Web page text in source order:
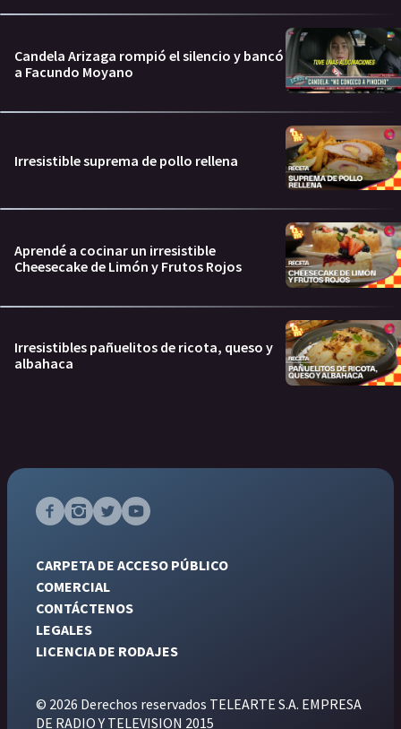
Candela Arizaga rompió el silencio y bancó
a Facundo Moyano
Irresistible suprema de pollo rellena
Aprendé a cocinar un irresistible
Cheesecake de Limón y Frutos Rojos
Irresistibles pañuelitos de ricota, queso y
albahaca
CARPETA DE ACCESO PÚBLICO
COMERCIAL
CONTÁCTENOS
LEGALES
LICENCIA DE RODAJES
© 2026 Derechos reservados TELEARTE S.A. EMPRESA
DE RADIO Y TELEVISION 2015